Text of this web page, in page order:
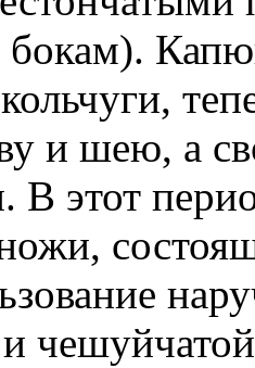
и шею, а
В этот